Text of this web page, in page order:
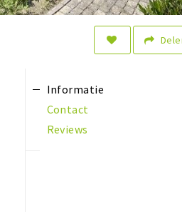
Informatie
Contact
Reviews